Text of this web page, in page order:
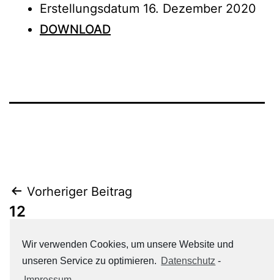
Erstellungsdatum 16. Dezember 2020
DOWNLOAD
Beitrags-
Navigation
Vorheriger Beitrag
12
Nächster Beitrag
Wir verwenden Cookies, um unsere Website und
unseren Service zu optimieren. Datenschutz -